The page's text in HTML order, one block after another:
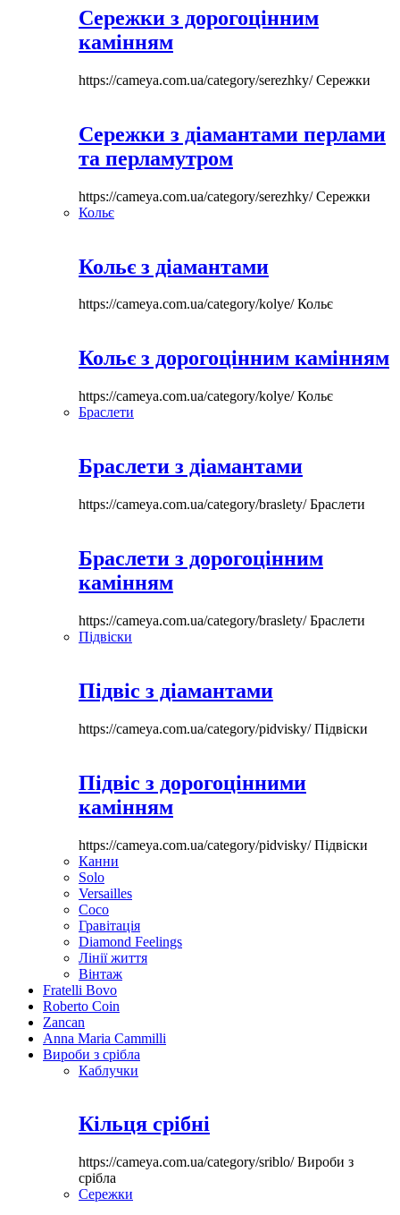
Сережки з дорогоцінним
камінням
https://cameya.com.ua/category/serezhky/Сережки
Сережки з діамантами перлами
та перламутром
https://cameya.com.ua/category/serezhky/Сережки
Кольє
Кольє з діамантами
https://cameya.com.ua/category/kolye/Кольє
Кольє з дорогоцінним камінням
https://cameya.com.ua/category/kolye/Кольє
Браслети
Браслети з діамантами
https://cameya.com.ua/category/braslety/Браслети
Браслети з дорогоцінним
камінням
https://cameya.com.ua/category/braslety/Браслети
Підвіски
Підвіс з діамантами
https://cameya.com.ua/category/pidvisky/Підвіски
Підвіс з дорогоцінними
камінням
https://cameya.com.ua/category/pidvisky/Підвіски
Канни
Solo
Versailles
Coco
Гравітація
Diamond Feelings
Лінії життя
Вінтаж
Fratelli Bovo
Roberto Coin
Zancan
Anna Maria Cammilli
Вироби з срібла
Каблучки
Кільця срібні
https://cameya.com.ua/category/sriblo/Вироби з
срібла
Сережки